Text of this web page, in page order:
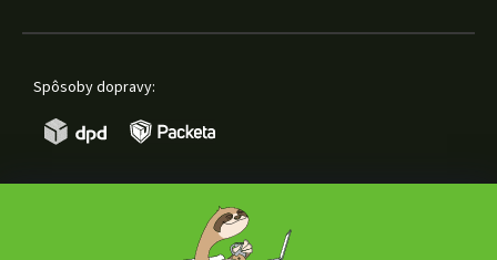
Spôsoby dopravy: